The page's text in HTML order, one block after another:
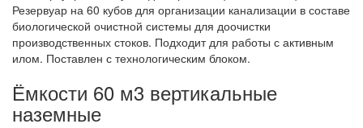
Резервуар на 60 кубов для организации канализации в составе
биологической очистной системы для доочистки
производственных стоков. Подходит для работы с активным
илом. Поставлен с технологическим блоком.
Ёмкости 60 м3 вертикальные
наземные